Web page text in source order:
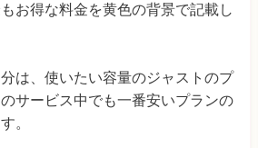
お得な料金を黄色の背景で記載し
は、使いたい容量のジャストのプ
サービス中でも一番安いプランの
。